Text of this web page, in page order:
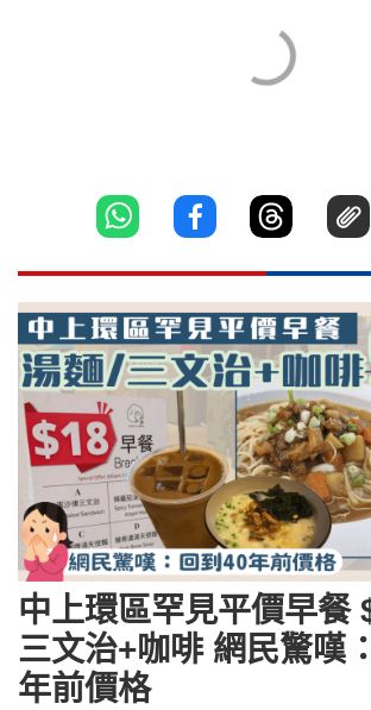
中上環區罕見平價早餐
三文治+咖啡 網民驚嘆
年前價格